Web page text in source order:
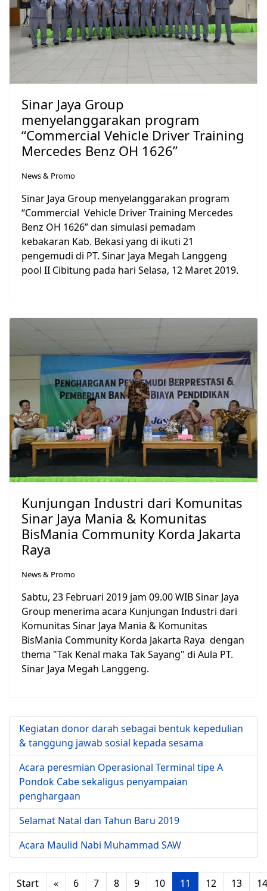
Sinar Jaya Group
menyelanggarakan program
“Commercial Vehicle Driver Training
Mercedes Benz OH 1626”
News & Promo
Sinar Jaya Group menyelanggarakan program
“Commercial Vehicle Driver Training Mercedes
Benz OH 1626” dan simulasi pemadam
kebakaran Kab. Bekasi yang di ikuti 21
pengemudi di PT. Sinar Jaya Megah Langgeng
pool II Cibitung pada hari Selasa, 12 Maret 2019.
Kunjungan Industri dari Komunitas
Sinar Jaya Mania & Komunitas
BisMania Community Korda Jakarta
Raya
News & Promo
Sabtu, 23 Februari 2019 jam 09.00 WIB Sinar Jaya
Group menerima acara Kunjungan Industri dari
Komunitas Sinar Jaya Mania & Komunitas
BisMania Community Korda Jakarta Raya dengan
thema "Tak Kenal maka Tak Sayang" di Aula PT.
Sinar Jaya Megah Langgeng.
Kegiatan donor darah sebagai bentuk kepedulian
& tanggung jawab sosial kepada sesama
Acara peresmian Operasional Terminal tipe A
Pondok Cabe sekaligus penyampaian
penghargaan
Selamat Natal dan Tahun Baru 2019
Acara Maulid Nabi Muhammad SAW
Start « 6 7 8 9 10 11 12 13 14